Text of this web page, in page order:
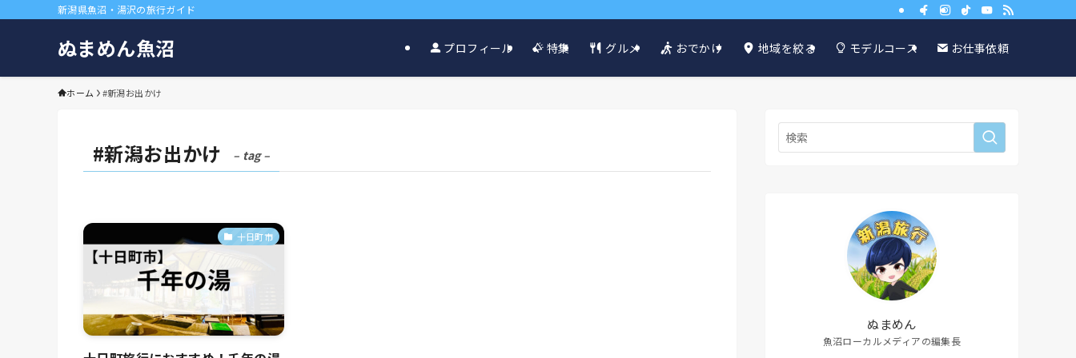
新潟県魚沼・湯沢の旅行ガイド
ぬまめん魚沼 プロフィール 特集 グルメ おでかけ 地域を絞る モデルコース お仕事依頼
ホーム #新潟お出かけ
#新潟お出かけ – tag –
十日町市
ぬまめん
魚沼ローカルメディアの編集長